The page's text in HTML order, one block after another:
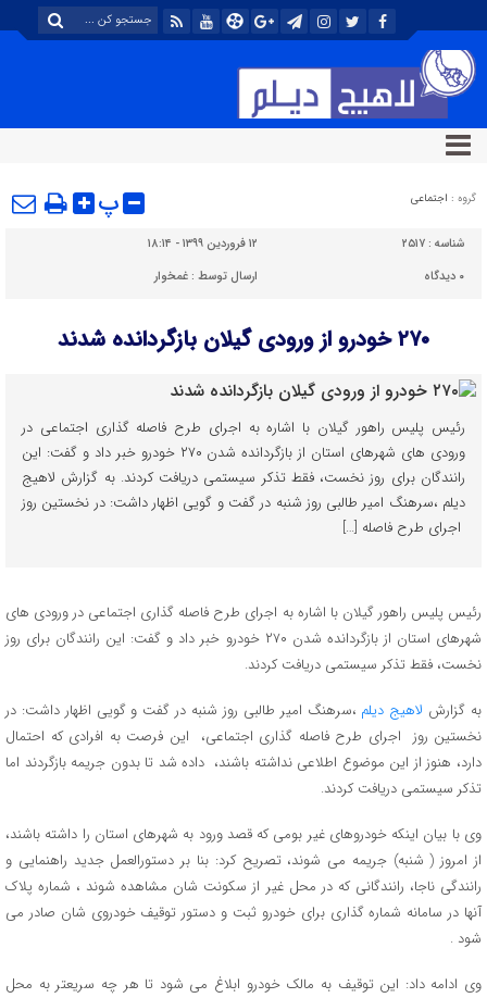
گروه : اجتماعی پ
شناسه : ۲۵۱۷
۱۲ فروردین ۱۳۹۹ - ۱۸:۱۴
۰ دیدگاه ارسال توسط :غمخوار
۲۷۰ خودرو از ورودی گیلان بازگردانده شدند
رئیس پلیس راهور گیلان با اشاره به اجرای طرح فاصله گذاری اجتماعی در
ورودی های شهرهای استان از بازگردانده شدن ۲۷۰ خودرو خبر داد و گفت: این
رانندگان برای روز نخست، فقط تذکر سیستمی دریافت کردند. به گزارش لاهیج
دیلم ،سرهنگ امیر طالبی روز شنبه در گفت و گویی اظهار داشت: در نخستین روز
اجرای طرح فاصله […]
رئیس پلیس راهور گیلان با اشاره به اجرای طرح فاصله گذاری اجتماعی در ورودی های
شهرهای استان از بازگردانده شدن ۲۷۰ خودرو خبر داد و گفت: این رانندگان برای روز
نخست، فقط تذکر سیستمی دریافت کردند.
به گزارش لاهیج دیلم ،سرهنگ امیر طالبی روز شنبه در گفت و گویی اظهار داشت: در
نخستین روز اجرای طرح فاصله گذاری اجتماعی، این فرصت به افرادی که احتمال
دارد، هنوز از این موضوع اطلاعی نداشته باشند، داده شد تا بدون جریمه بازگردند اما
تذکر سیستمی دریافت کردند.
وی با بیان اینکه خودروهای غیر بومی که قصد ورود به شهرهای استان را داشته باشند،
از امروز ( شنبه) جریمه می شوند، تصریح کرد: بنا بر دستورالعمل جدید راهنمایی و
رانندگی ناجا، رانندگانی که در محل غیر از سکونت شان مشاهده شوند ، شماره پلاک
آنها در سامانه شماره گذاری برای خودرو ثبت و دستور توقیف خودروی شان صادر می
شود .
وی ادامه داد: این توقیف به مالک خودرو ابلاغ می شود تا هر چه سریعتر به محل